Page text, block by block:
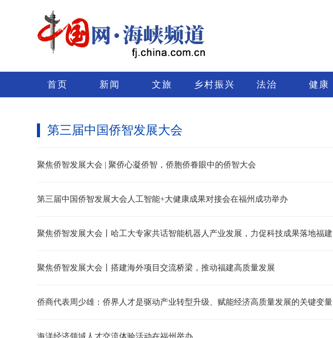
首页 新闻 文旅 乡村振兴 法治 健康
第三届中国侨智发展大会
聚焦侨智发展大会 | 聚侨心凝侨智，侨胞侨眷眼中的侨智大会
第三届中国侨智发展大会人工智能+大健康成果对接会在福州成功举办
聚焦侨智发展大会丨哈工大专家共话智能机器人产业发展，力促科技成果落地福建
聚焦侨智发展大会丨搭建海外项目交流桥梁，推动福建高质量发展
侨商代表周少雄：侨界人才是驱动产业转型升级、赋能经济高质量发展的关键变量
海洋经济领域人才交流体验活动在福州举办